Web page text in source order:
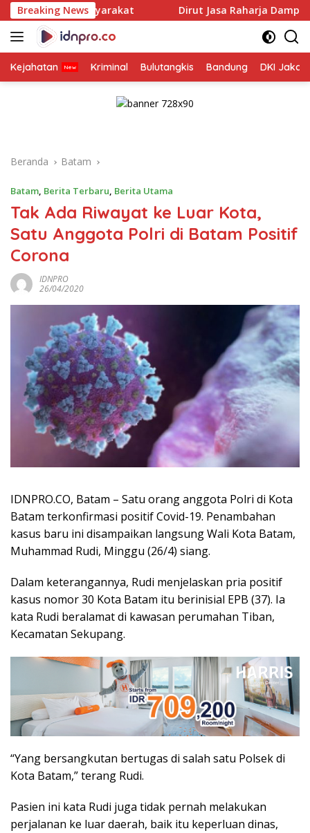
Langsung
ke
konten
Breaking NewsDirut Jasa Raharja Dampingi Wamenhub
Kejahatan Kriminal Bulutangkis Bandung DKI
Beranda Batam
Batam, Berita Terbaru, Berita Utama
Tak Ada Riwayat ke Luar Kota,
Satu Anggota Polri di Batam Positif
Corona
IDNPRO
26/04/2020
IDNPRO.CO, Batam – Satu orang anggota Polri di Kota
Batam terkonfirmasi positif Covid-19. Penambahan
kasus baru ini disampaikan langsung Wali Kota Batam,
Muhammad Rudi, Minggu (26/4) siang.
Dalam keterangannya, Rudi menjelaskan pria positif
kasus nomor 30 Kota Batam itu berinisial EPB (37). Ia
kata Rudi beralamat di kawasan perumahan Tiban,
Kecamatan Sekupang.
“Yang bersangkutan bertugas di salah satu Polsek di
Kota Batam,” terang Rudi.
Pasien ini kata Rudi juga tidak pernah melakukan
perjalanan ke luar daerah, baik itu keperluan dinas,